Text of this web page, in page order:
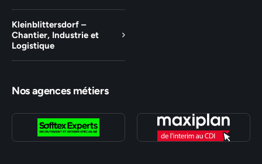
Kleinblittersdorf –
Chantier, Industrie et
Logistique
Nos agences métiers